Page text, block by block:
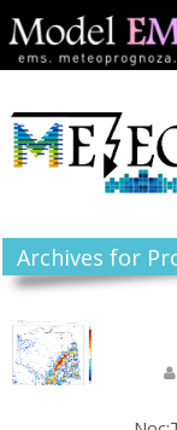
Archives for